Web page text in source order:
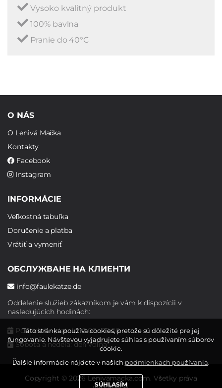
Vysoko kvalitný produkt
100% bavlna
Pranie do 40°C
O NÁS
O Lenivá Mačka
Kontakty
Facebook
Instagram
INFORMÁCIE
Veľkostná tabuľka
Doručenie a platba
Vrátiť a vymeniť
ОБСЛУЖВАНЕ НА КЛИЕНТИ
info@faulekatze.de
Oddelenie služieb zákazníkom je vám k dispozícii v
nasledujúcich hodinách:
Pondelok - piatok: 10:00 - 19:00
Sobota a nedeľa: deň voľna
Copyright © 2026 Lenivamacka.com. Všetky práva
Táto stránka používa cookies, pretože sú dôležité pre jej
fungovanie. Návštevou vyjadrujete súhlas s používaním súborov
cookie.
Ďalšie informácie nájdete v našich podmienkach používania.
SÚHLASÍM